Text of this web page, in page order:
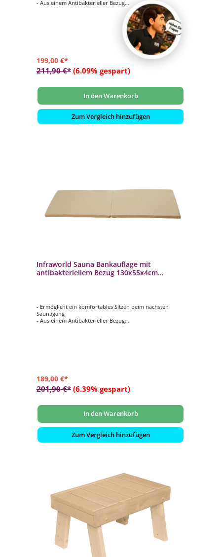
- Aus einem Antibakterieller Bezug
- Schweißbeständig, Lichtecht und Pflegeleicht
- Antirutschmatte auf der Unterseite
199,00 €*
211,90 €* (6.09% gespart)
In den Warenkorb
Zum Vergleich hinzufügen
Infraworld Sauna Bankauflage mit
antibakteriellem Bezug 130x55x4cm
- Ermöglicht ein komfortables Sitzen beim nächsten
Saunagang
- Aus einem Antibakterieller Bezug
189,00 €*
201,90 €* (6.39% gespart)
In den Warenkorb
Zum Vergleich hinzufügen